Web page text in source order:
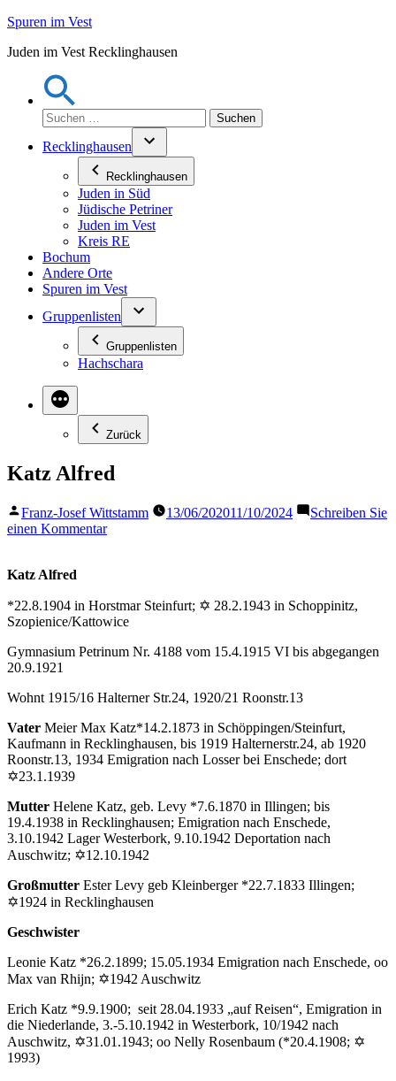
Zum
springen
Spuren im Vest
Juden im Vest Recklinghausen
Suchen
nach:
Recklinghausen
Recklinghausen
Juden in Süd
Jüdische Petriner
Juden im Vest
Kreis RE
Bochum
Andere Orte
Spuren im Vest
Gruppenlisten
Gruppenlisten
Hachschara
Zurück
Katz Alfred
Veröffentlicht
von
Franz-Josef Wittstamm 13/06/202011/10/2024
Schreiben Sie
einen Kommentarzu
Katz Alfred
*22.8.1904 in Horstmar Steinfurt; ✡ 28.2.1943 in Schoppinitz,
Szopienice/Kattowice
Gymnasium Petrinum Nr. 4188 vom 15.4.1915 VI bis abgegangen
20.9.1921
Wohnt 1915/16 Halterner Str.24, 1920/21 Roonstr.13
Vater Meier Max Katz*14.2.1873 in Schöppingen/Steinfurt,
Kaufmann in Recklinghausen, bis 1919 Halternerstr.24, ab 1920
Roonstr.13, 1934 Emigration nach Losser bei Enschede; dort
✡23.1.1939
Mutter Helene Katz, geb. Levy *7.6.1870 in Illingen; bis
19.4.1938 in Recklinghausen; Emigration nach Enschede,
3.10.1942 Lager Westerbork, 9.10.1942 Deportation nach
Auschwitz; ✡12.10.1942
Großmutter Ester Levy geb Kleinberger *22.7.1833 Illingen;
✡1924 in Recklinghausen
Geschwister
Leonie Katz *26.2.1899; 15.05.1934 Emigration nach Enschede, oo
Max van Rhijn; ✡1942 Auschwitz
Erich Katz *9.9.1900; seit 28.04.1933 „auf Reisen“, Emigration in
die Niederlande, 3.-5.10.1942 in Westerbork, 10/1942 nach
Auschwitz, ✡31.01.1943; oo Nelly Rosenbaum (*20.4.1908; ✡
1993)